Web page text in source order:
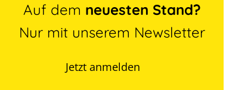
Auf dem neuesten Stand?
Nur mit unserem Newsletter
Jetzt anmelden